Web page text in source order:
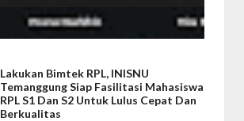
Lakukan Bimtek RPL, INISNU
Temanggung Siap Fasilitasi Mahasiswa
RPL S1 Dan S2 Untuk Lulus Cepat Dan
Berkualitas